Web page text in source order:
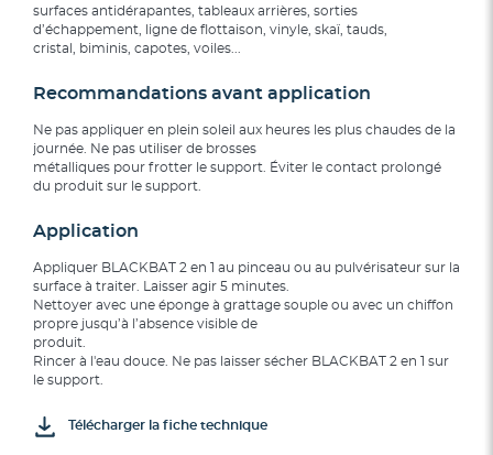
surfaces antidérapantes, tableaux arrières, sorties
d’échappement, ligne de flottaison, vinyle, skaï, tauds,
cristal, biminis, capotes, voiles...
Recommandations avant application
Ne pas appliquer en plein soleil aux heures les plus chaudes de la
journée. Ne pas utiliser de brosses
métalliques pour frotter le support. Éviter le contact prolongé
du produit sur le support.
Application
Appliquer BLACKBAT 2 en 1 au pinceau ou au pulvérisateur sur la
surface à traiter. Laisser agir 5 minutes.
Nettoyer avec une éponge à grattage souple ou avec un chiffon
propre jusqu’à l’absence visible de
produit.
Rincer à l'eau douce. Ne pas laisser sécher BLACKBAT 2 en 1 sur
le support.
Télécharger la fiche technique